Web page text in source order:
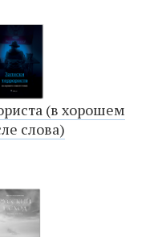
(в хорошем
слова)